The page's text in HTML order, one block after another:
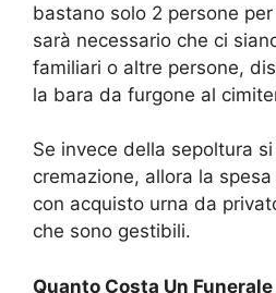
bastano solo 2 persone
sarà necessario che ci
familiari o altre persone,
la bara da furgone al
Se invece della sepoltura
cremazione, allora la
con acquisto urna da
che sono gestibili.
Quanto Costa Un